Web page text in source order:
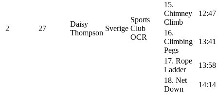
2 27
Daisy
Thompson
Sverige
Sports
Club
OCR
15.
Chimney
Climb
12:47
16.
Climbing
Pegs
13:41
17. Rope
Ladder
13:58
18. Net
Down
14:14